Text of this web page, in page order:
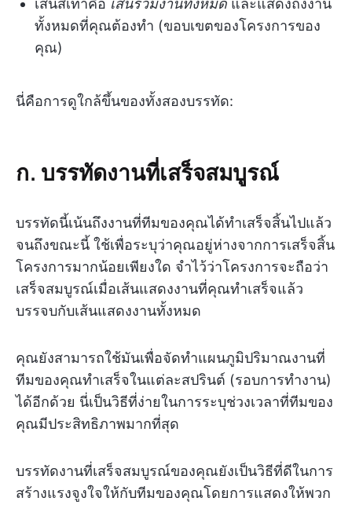
เส้นสีเทาคือ เส้นรวมงานทั้งหมด และแสดงถึงงาน
ทั้งหมดที่คุณต้องทำ (ขอบเขตของโครงการของ
คุณ)
นี่คือการดูใกล้ขึ้นของทั้งสองบรรทัด:
ก. บรรทัดงานที่เสร็จสมบูรณ์
บรรทัดนี้เน้นถึงงานที่ทีมของคุณได้ทำเสร็จสิ้นไปแล้ว
จนถึงขณะนี้ ใช้เพื่อระบุว่าคุณอยู่ห่างจากการเสร็จสิ้น
โครงการมากน้อยเพียงใด จำไว้ว่าโครงการจะถือว่า
เสร็จสมบูรณ์เมื่อเส้นแสดงงานที่คุณทำเสร็จแล้ว
บรรจบกับเส้นแสดงงานทั้งหมด
คุณยังสามารถใช้มันเพื่อจัดทำแผนภูมิปริมาณงานที่
ทีมของคุณทำเสร็จในแต่ละสปรินต์ (รอบการทำงาน)
ได้อีกด้วย นี่เป็นวิธีที่ง่ายในการระบุช่วงเวลาที่ทีมของ
คุณมีประสิทธิภาพมากที่สุด
บรรทัดงานที่เสร็จสมบูรณ์ของคุณยังเป็นวิธีที่ดีในการ
สร้างแรงจูงใจให้กับทีมของคุณโดยการแสดงให้พวก